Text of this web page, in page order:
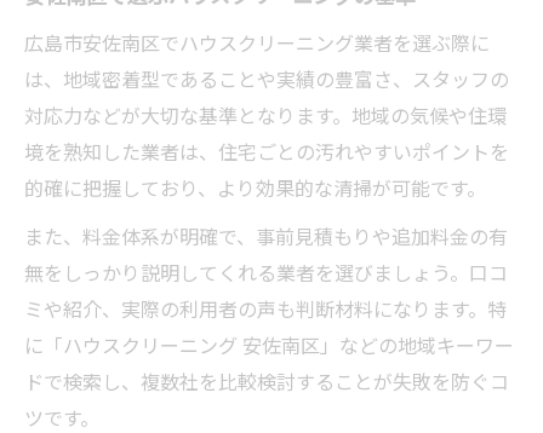
依頼の最適な頻度や相場を知るためのポイント
ハウスクリーニングの相場を把握する方法
依頼頻度の目安とハウスクリーニングの選
び方
家の状況別おすすめハウスクリーニング頻
ハウスクリーニングで無駄なく予算管理す
るコツ
気になる相場やプロ業者への見積もり依頼
法
家族の健康を守るための清潔習慣と工夫
広島市安佐南区でハウスクリーニング業者を選ぶ際に
は、地域密着型であることや実績の豊富さ、スタッフの
対応力などが大切な基準となります。地域の気候や住環
境を熟知した業者は、住宅ごとの汚れやすいポイントを
的確に把握しており、より効果的な清掃が可能です。
また、料金体系が明確で、事前見積もりや追加料金の有
無をしっかり説明してくれる業者を選びましょう。口コ
ミや紹介、実際の利用者の声も判断材料になります。特
に「ハウスクリーニング 安佐南区」などの地域キーワー
ドで検索し、複数社を比較検討することが失敗を防ぐコ
ツです。